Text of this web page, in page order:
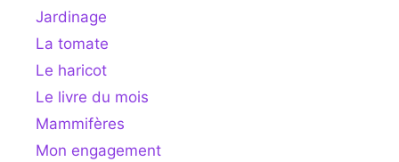
Jardinage
La tomate
Le haricot
Le livre du mois
Mammifères
Mon engagement